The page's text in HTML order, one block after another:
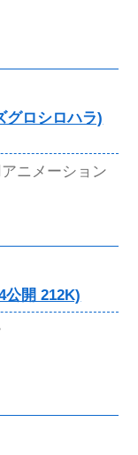
グロシロハラ)
ニメーション
公開 212K)